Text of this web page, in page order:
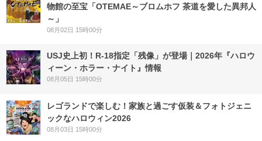
物館の至宝「OTEMAE～ブロムホフ 茶道を愛した異邦人
～」
08月02日 15時00分
USJ史上初！R-18指定「残像」が登場｜2026年『ハロウ
ィーン・ホラー・ナイト』情報
08月05日 15時00分
レゴランドで楽しむ！家族と過ごす仮装＆フォトジェニ
ックなハロウィン2026
08月03日 15時00分